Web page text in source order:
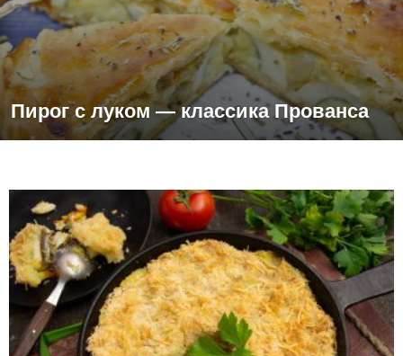
Пирог с луком — классика Прованса